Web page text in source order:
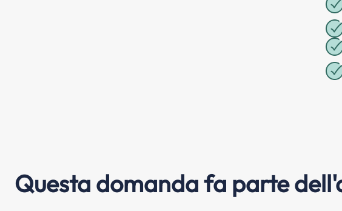
Questa domanda fa parte